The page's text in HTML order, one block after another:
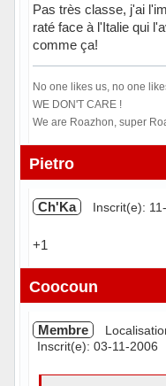
Pas très classe, j'ai
raté face à l'Italie qui
comme ça!
No one likes us, no one
WE DON'T CARE !
We are Roazhon, super
Hors ligne
Pietro
Ch'Ka Inscrit(e):
+1
Hors ligne
Coocoun
Membre
Inscrit(e): 03-11-2006